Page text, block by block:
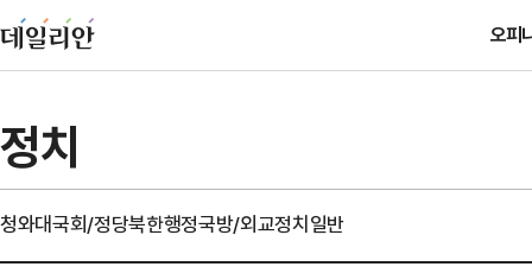
오피
정치
청와대국회/정당북한행정국방/외교정치일반